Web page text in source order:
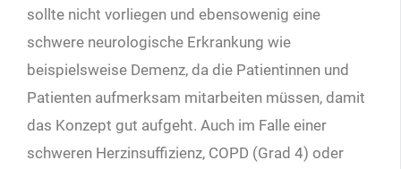
sollte nicht vorliegen und ebensowenig eine
schwere neurologische Erkrankung wie
beispielsweise Demenz, da die Patientinnen und
Patienten aufmerksam mitarbeiten müssen, damit
das Konzept gut aufgeht. Auch im Falle einer
schweren Herzinsuffizienz, COPD (Grad 4) oder